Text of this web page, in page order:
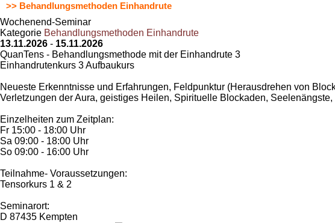
>> Behandlungsmethoden Einhandrute
Wochenend-Seminar
Kategorie Behandlungsmethoden Einhandrute
13.11.2026 - 15.11.2026
QuanTens - Behandlungsmethode mit der Einhandrute 3
Einhandrutenkurs 3 Aufbaukurs
Neueste Erkenntnisse und Erfahrungen, Feldpunktur (Herausdrehen von
Verletzungen der Aura, geistiges Heilen, Spirituelle Blockaden,
Einzelheiten zum Zeitplan:
Fr 15:00 - 18:00 Uhr
Sa 09:00 - 18:00 Uhr
So 09:00 - 16:00 Uhr
Teilnahme- Voraussetzungen:
Tensorkurs 1 & 2
Seminarort:
D 87435 Kempten